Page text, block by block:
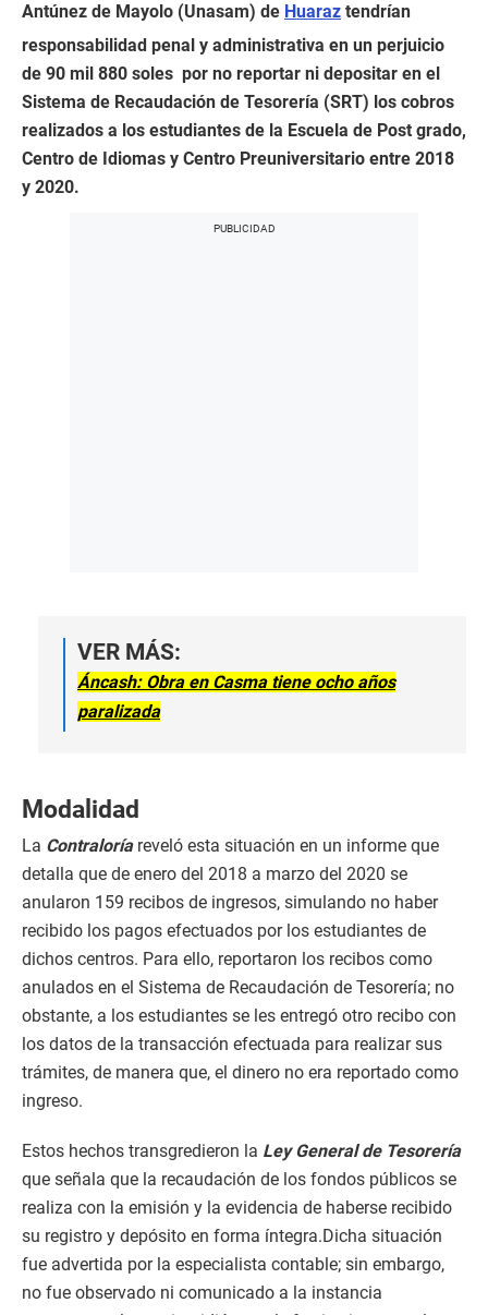
Antúnez de Mayolo (Unasam) de Huaraz tendrían
responsabilidad penal y administrativa en un perjuicio
de 90 mil 880 soles por no reportar ni depositar en el
Sistema de Recaudación de Tesorería (SRT) los cobros
realizados a los estudiantes de la Escuela de Post grado,
Centro de Idiomas y Centro Preuniversitario entre 2018
y 2020.
VER MÁS:
Áncash: Obra en Casma tiene ocho años
paralizada
Modalidad
La Contraloríareveló esta situación en un informe que
detalla que de enero del 2018 a marzo del 2020 se
anularon 159 recibos de ingresos, simulando no haber
recibido los pagos efectuados por los estudiantes de
dichos centros. Para ello, reportaron los recibos como
anulados en el Sistema de Recaudación de Tesorería; no
obstante, a los estudiantes se les entregó otro recibo con
los datos de la transacción efectuada para realizar sus
trámites, de manera que, el dinero no era reportado como
ingreso.
Estos hechos transgredieron la Ley General de Tesorería
que señala que la recaudación de los fondos públicos se
realiza con la emisión y la evidencia de haberse recibido
su registro y depósito en forma íntegra.Dicha situación
fue advertida por la especialista contable; sin embargo,
no fue observado ni comunicado a la instancia